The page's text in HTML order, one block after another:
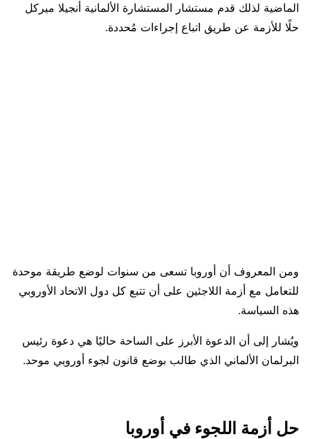
الماضية لذلك قدم مستشار المستشارة الألمانية أنجيلا ميركل
حلًا للأزمة عن طريق اتباع إجراءات مُحددة.
ومن المعروف أن أوروبا تسعى من سنوات لوضع طريقة موحدة
للتعامل مع أزمة اللاجئين على أن تتبع كل دول الاتحاد الأوروبي
هذه السياسة.
ويُشار إلى أن الدعوة الأبرز على الساحة حاليًا هي دعوة رئيس
البرلمان الألماني الذي طالب بوضع قانون لجوء أوروبي موحد.
حل أزمة اللجوء في أوروبا